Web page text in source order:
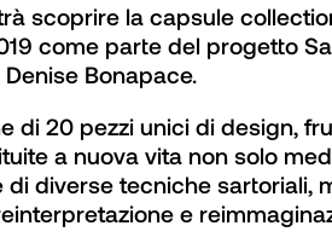
scoprire la capsule
come parte del progetto
Bonapace.
di 20 pezzi unici di design,
a nuova vita non solo
di diverse tecniche sartoriali,
e